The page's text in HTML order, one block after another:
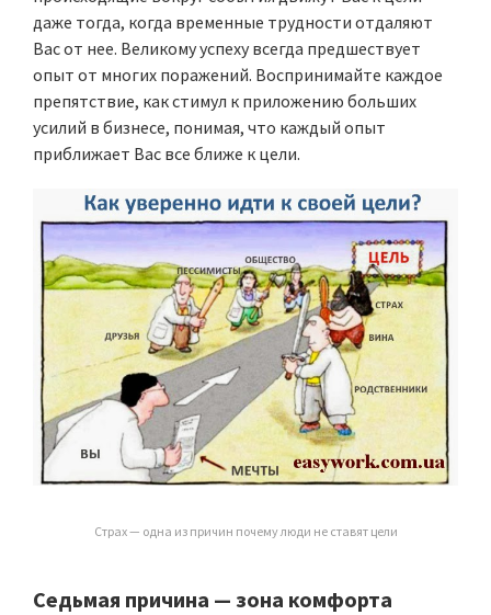
даже тогда, когда временные трудности отдаляют
Вас от нее. Великому успеху всегда предшествует
опыт от многих поражений. Воспринимайте каждое
препятствие, как стимул к приложению больших
усилий в бизнесе, понимая, что каждый опыт
приближает Вас все ближе к цели.
Страх — одна из причин почему люди не ставят цели
Седьмая причина — зона комфорта